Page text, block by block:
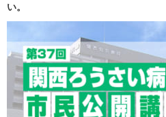
い。